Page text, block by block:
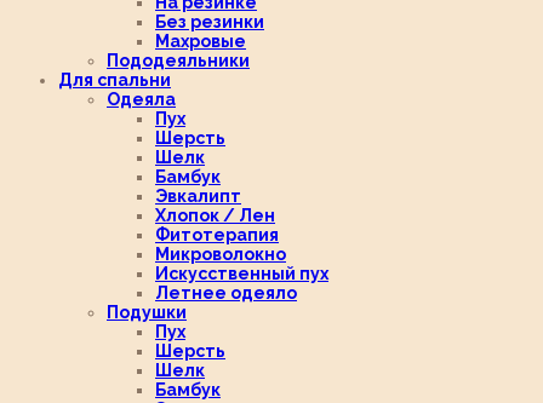
Без резинки
Махровые
Пододеяльники
Для спальни
Одеяла
Пух
Шерсть
Шелк
Бамбук
Эвкалипт
Хлопок / Лен
Фитотерапия
Микроволокно
Искусственный пух
Летнее одеяло
Подушки
Пух
Шерсть
Шелк
Бамбук